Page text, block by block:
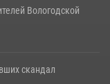
Вологодской
скандал